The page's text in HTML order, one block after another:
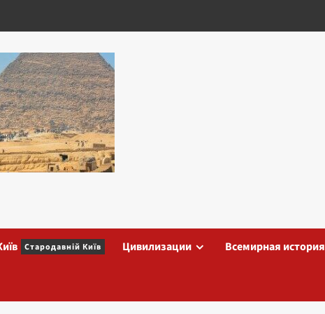
Стародавній Київ Цивилизации Всемирная история